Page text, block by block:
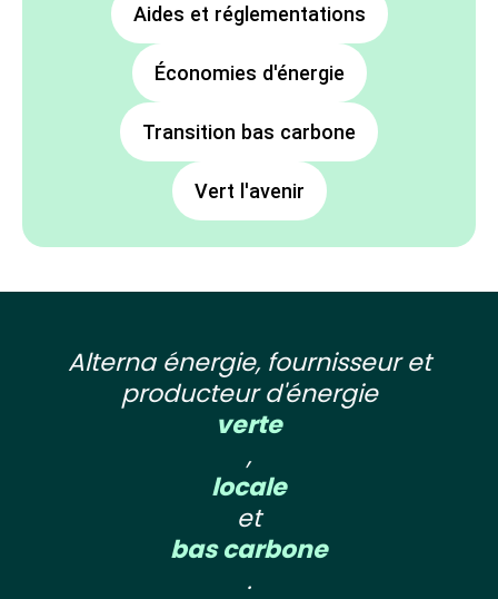
Aides et réglementations
Économies d'énergie
Transition bas carbone
Vert l'avenir
Alterna énergie, fournisseur et
producteur d'énergie
verte
,
locale
et
bas carbone
.